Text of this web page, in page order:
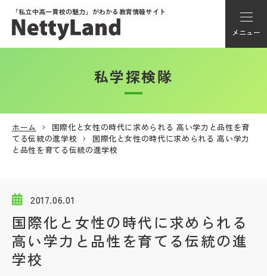
「私立中高一貫校の魅力」がわかる教育情報サイト
メニュー
アカウント登録
メニュー
学校動画
私学探検隊
私学探検隊
ホーム
国際化と女性の時代に求められる 高い学力と品性を育
てる伝統の進学校
国際化と女性の時代に求められる 高い学力
と品性を育てる伝統の進学校
2017.06.01
国際化と女性の時代に求められる
高い学力と品性を育てる伝統の進
学校